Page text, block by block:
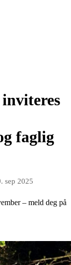
faglig
sep 2025
– meld deg på